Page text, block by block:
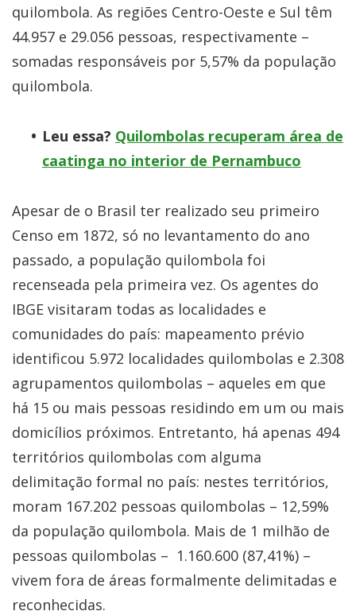
quilombola. As regiões Centro-Oeste e Sul têm
44.957 e 29.056 pessoas, respectivamente –
somadas responsáveis por 5,57% da população
quilombola.
Leu essa? Quilombolas recuperam área de
caatinga no interior de Pernambuco
Apesar de o Brasil ter realizado seu primeiro
Censo em 1872, só no levantamento do ano
passado, a população quilombola foi
recenseada pela primeira vez. Os agentes do
IBGE visitaram todas as localidades e
comunidades do país: mapeamento prévio
identificou 5.972 localidades quilombolas e 2.308
agrupamentos quilombolas – aqueles em que
há 15 ou mais pessoas residindo em um ou mais
domicílios próximos. Entretanto, há apenas 494
territórios quilombolas com alguma
delimitação formal no país: nestes territórios,
moram 167.202 pessoas quilombolas – 12,59%
da população quilombola. Mais de 1 milhão de
pessoas quilombolas – 1.160.600 (87,41%) –
vivem fora de áreas formalmente delimitadas e
reconhecidas.